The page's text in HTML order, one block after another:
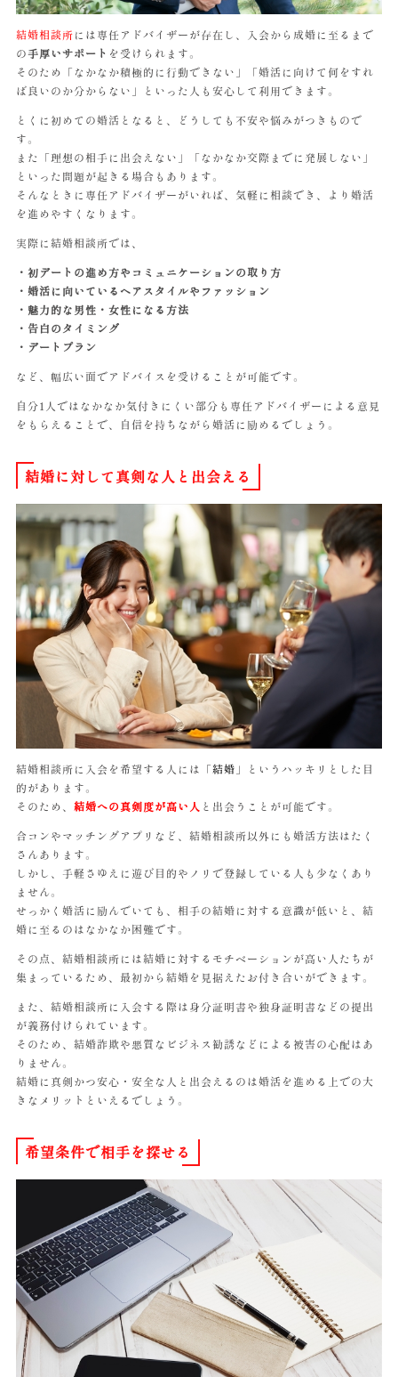
結婚相談所には専任アドバイザーが存在し、入会から成婚に至るまで
の手厚いサポート を受けられます。
そのため「なかなか積極的に行動できない」「婚活に向けて何をすれ
ば良いのか分からない」といった人も安心して利用できます。
とくに初めての婚活となると、どうしても不安や悩みがつきもので
す。
また「理想の相手に出会えない」「なかなか交際までに発展しない」
といった問題が起きる場合もあります。
そんなときに専任アドバイザーがいれば、気軽に相談でき、より婚活
を進めやすくなります。
実際に結婚相談所では、
・初デートの進め方やコミュニケーションの取り方
・婚活に向いているヘアスタイルやファッション
・魅力的な男性・女性になる方法
・告白のタイミング
・デートプラン
など、幅広い面でアドバイスを受けることが可能です。
自分1人ではなかなか気付きにくい部分も専任アドバイザーによる意見
をもらえることで、自信を持ちながら婚活に励めるでしょう。
結婚に対して真剣な人と出会える
結婚相談所に入会を希望する人には「結婚 」というハッキリとした目
的があります。
そのため、 結婚への真剣度が高い人 と出会うことが可能です。
合コンやマッチングアプリなど、結婚相談所以外にも婚活方法はたく
さんあります。
しかし、手軽さゆえに遊び目的やノリで登録している人も少なくあり
ません。
せっかく婚活に励んでいても、相手の結婚に対する意識が低いと、結
婚に至るのはなかなか困難です。
その点、結婚相談所には結婚に対するモチベーションが高い人たちが
集まっているため、最初から結婚を見据えたお付き合いができます。
また、結婚相談所に入会する際は身分証明書や独身証明書などの提出
が義務付けられています。
そのため、結婚詐欺や悪質なビジネス勧誘などによる被害の心配はあ
りません。
結婚に真剣かつ安心・安全な人と出会えるのは婚活を進める上での大
きなメリットといえるでしょう。
希望条件で相手を探せる